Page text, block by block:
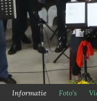
Informatie Foto’s